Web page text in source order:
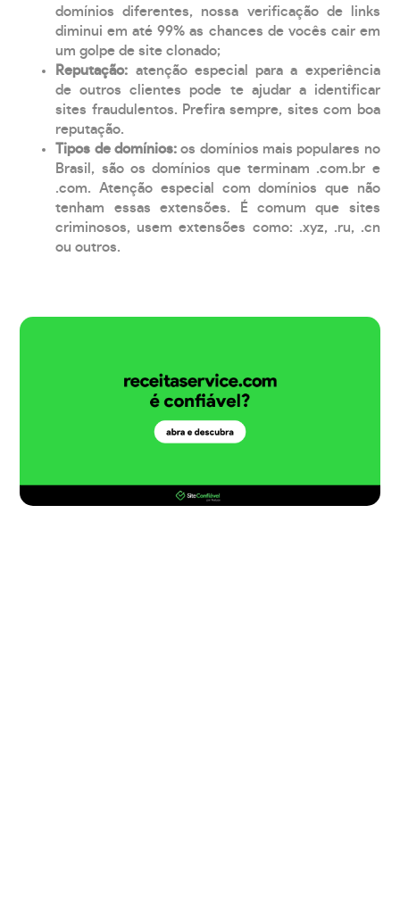
domínios diferentes, nossa verificação de links
diminui em até 99% as chances de vocês cair em
um golpe de site clonado;
Reputação: atenção especial para a experiência
de outros clientes pode te ajudar a identificar
sites fraudulentos. Prefira sempre, sites com boa
reputação.
Tipos de domínios:os domínios mais populares no
Brasil, são os domínios que terminam .com.br e
.com. Atenção especial com domínios que não
tenham essas extensões. É comum que sites
criminosos, usem extensões como: .xyz, .ru, .cn
ou outros.